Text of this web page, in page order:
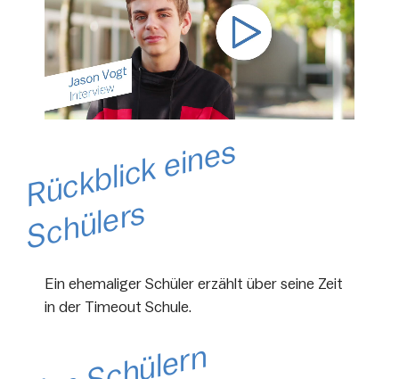
R
ü
c
k
bli
c
k
ei
n
e
s
S
c
h
ül
e
r
s
Ein ehemaliger Schüler erzählt über seine Zeit
in der Timeout Schule.